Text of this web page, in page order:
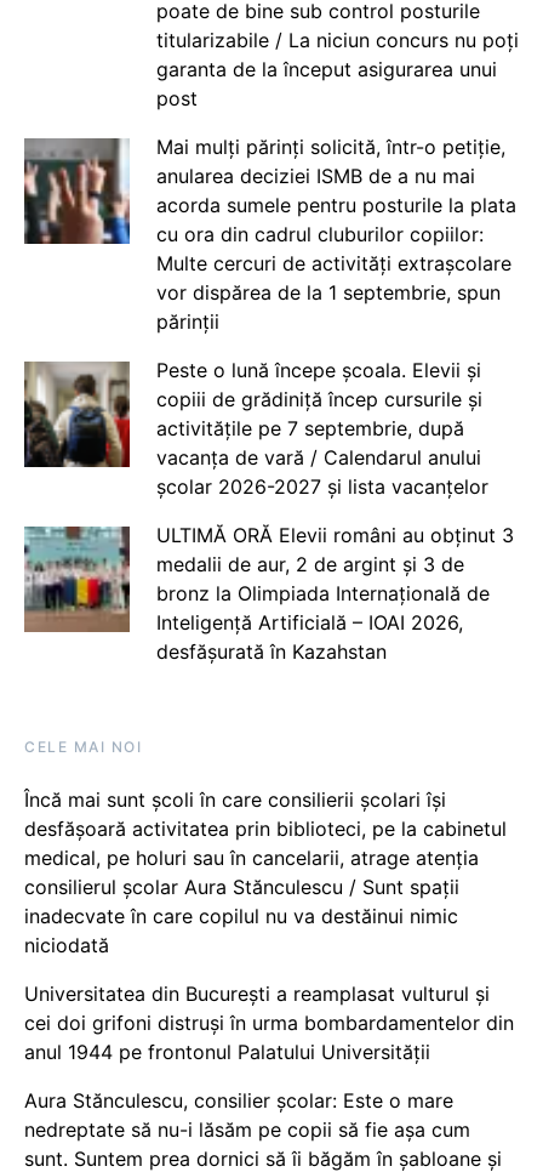
poate de bine sub control posturile
titularizabile / La niciun concurs nu poți
garanta de la început asigurarea unui
post
Mai mulți părinți solicită, într-o petiție,
anularea deciziei ISMB de a nu mai
acorda sumele pentru posturile la plata
cu ora din cadrul cluburilor copiilor:
Multe cercuri de activități extrașcolare
vor dispărea de la 1 septembrie, spun
părinții
Peste o lună începe școala. Elevii și
copiii de grădiniță încep cursurile și
activitățile pe 7 septembrie, după
vacanța de vară / Calendarul anului
școlar 2026-2027 și lista vacanțelor
ULTIMĂ ORĂ Elevii români au obținut 3
medalii de aur, 2 de argint și 3 de
bronz la Olimpiada Internațională de
Inteligență Artificială – IOAI 2026,
desfășurată în Kazahstan
CELE MAI NOI
Încă mai sunt școli în care consilierii școlari își
desfășoară activitatea prin biblioteci, pe la cabinetul
medical, pe holuri sau în cancelarii, atrage atenția
consilierul școlar Aura Stănculescu / Sunt spații
inadecvate în care copilul nu va destăinui nimic
niciodată
Universitatea din București a reamplasat vulturul și
cei doi grifoni distruși în urma bombardamentelor din
anul 1944 pe frontonul Palatului Universității
Aura Stănculescu, consilier școlar: Este o mare
nedreptate să nu-i lăsăm pe copii să fie așa cum
sunt. Suntem prea dornici să îi băgăm în șabloane și